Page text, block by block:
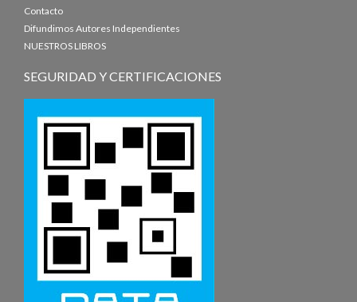
Contacto
Difundimos Autores Independientes
NUESTROS LIBROS
SEGURIDAD Y CERTIFICACIONES